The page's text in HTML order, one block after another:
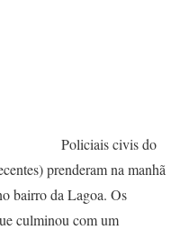
Policiais civis do
prenderam na manhã
bairro da Lagoa. Os
culminou com um